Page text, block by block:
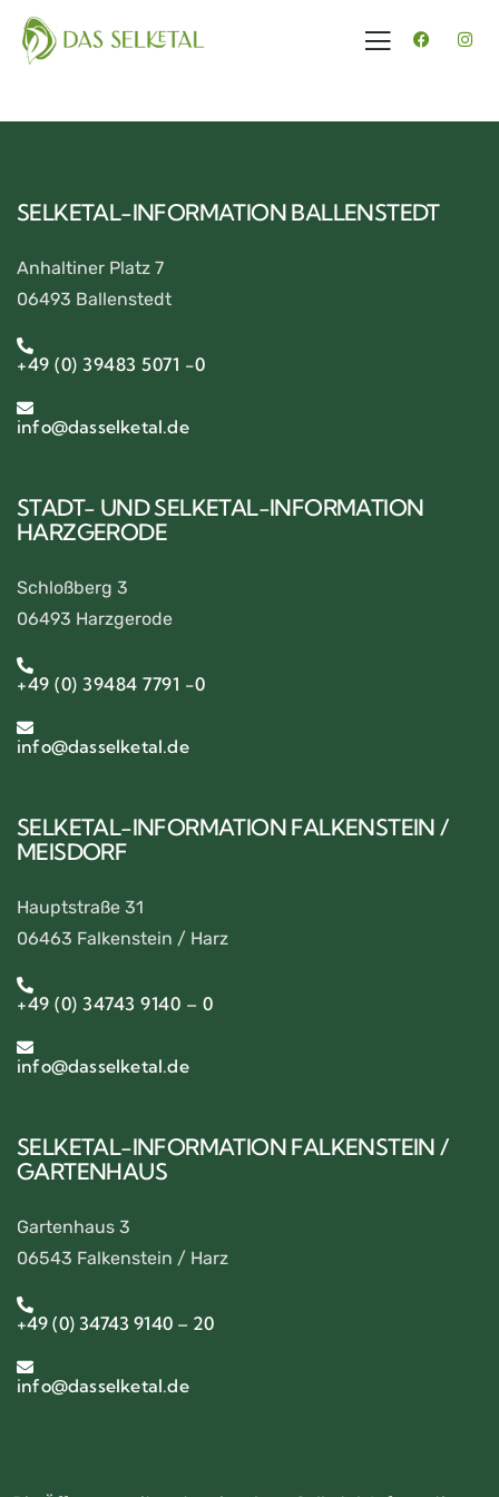
SELKETAL-INFORMATION BALLENSTEDT
Anhaltiner Platz 7
06493 Ballenstedt
+49 (0) 39483 5071 -0
info@dasselketal.de
STADT- UND SELKETAL-INFORMATION
HARZGERODE
Schloßberg 3
06493 Harzgerode
+49 (0) 39484 7791 -0
info@dasselketal.de
SELKETAL-INFORMATION FALKENSTEIN /
MEISDORF
Hauptstraße 31
06463 Falkenstein / Harz
+49 (0) 34743 9140 – 0
info@dasselketal.de
SELKETAL-INFORMATION FALKENSTEIN /
GARTENHAUS
Gartenhaus 3
06543 Falkenstein / Harz
+49 (0) 34743 9140 – 20
info@dasselketal.de